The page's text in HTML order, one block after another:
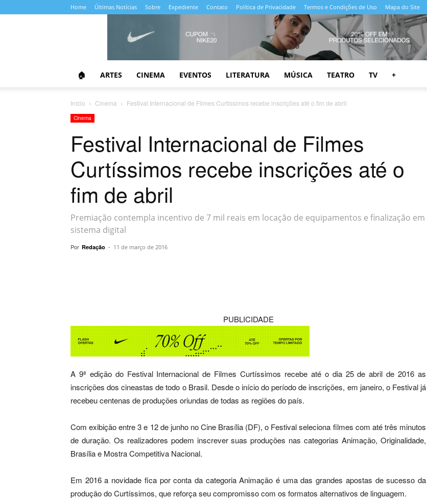
Home Últimas Notícias Sobre Expediente Contato Política de Privacidade Termos e Condições de Uso Mapa do Site
🏠 ARTES CINEMA EVENTOS LITERATURA MÚSICA TEATRO TV +
Início Cinema Festival Internacional de Filmes Curtíssimos recebe inscrições até o fim de abril
Cinema
Festival Internacional de Filmes
Curtíssimos recebe inscrições até o
fim de abril
Premiação contempla incentivo de 7 mil reais em locação de equipamentos e finalização em
sistema digital
Por Redação - 11 de março de 2016
PUBLICIDADE
A 9ª edição do Festival Internacional de Filmes Curtíssimos recebe até o dia 25 de abril de 2016 as
inscrições dos cineastas de todo o Brasil. Desde o início do período de inscrições, em janeiro, o Festival já
recebeu centenas de produções oriundas de todas as regiões do país.
Com exibição entre 3 e 12 de junho no Cine Brasília (DF), o Festival seleciona filmes com até três minutos
de duração. Os realizadores podem inscrever suas produções nas categorias Animação, Originalidade,
Brasília e Mostra Competitiva Nacional.
Em 2016 a novidade fica por conta da categoria Animação é uma das grandes apostas de sucesso da
produção do Curtíssimos, que reforça seu compromisso com os formatos alternativos de linguagem.